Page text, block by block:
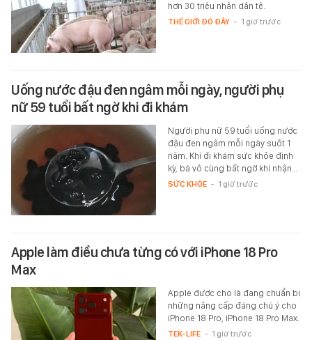
hơn 30 triệu nhân dân tệ.
THẾ GIỚI ĐÓ ĐÂY - 1 giờ trước
Uống nước đậu đen ngâm mỗi ngày, người phụ
nữ 59 tuổi bất ngờ khi đi khám
Người phụ nữ 59 tuổi uống nước
đậu đen ngâm mỗi ngày suốt 1
năm. Khi đi khám sức khỏe định
kỳ, bà vô cùng bất ngờ khi nhận…
SỨC KHỎE - 1 giờ trước
Apple làm điều chưa từng có với iPhone 18 Pro
Max
Apple được cho là đang chuẩn bị
những nâng cấp đáng chú ý cho
iPhone 18 Pro, iPhone 18 Pro Max.
TEK-LIFE - 1 giờ trước